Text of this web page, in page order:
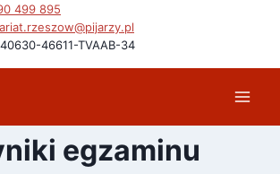
499 895
46611-TVAAB-34
egzaminu